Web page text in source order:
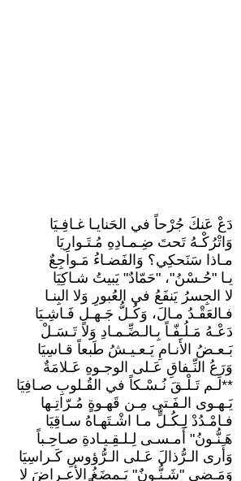
دَعْ عَنكَ جُرْحاً في الحَنايـا غـافِـيَا
وَاتْرُكْـهُ تَحتَ ضِـمـادِهِ مُـتَـوارِيَا
مـاذا سَنَحكِي؟ وَالفَضـاءُ مَـواجِعٌ
يـا "حُـسْنُ"، "حَمّادٌ" يَبيتُ شـاكِيَا
لا الجِسرُ يَنفَعُ في العُبورِ وَلا البِنـا
فـالعَقْـدُ مـالَ، وَكُـلُّ جَـهـلٍ فَـاشِـيَا
دَعْـهُ مَـلُـفّـاً بِـالـضِّـمـادِ وَلا تَـسَـلْ
بَـعـضُ الأَنـامِ يَـعـيـشُ طَبعاً قـاسِيَا
وَرَعُ النِّـفاقِ عَـلى الوجـوهِ عَـلامَةٌ
**لَـم تَـلْـقَ نُـسْـكاً في القُـلوبِ صـافِيَا
يَـهـوى الـفَـتى مِـن قَهـوةٍ مُـرّاتِـها
فـامْـدُدْ لِـكُـلٍّ مـا اشْـتَهـاهُ سـاقِيَا
هَـنُّـونُ" أَمـسـى لِـلـقِـيـادةِ صـاحِـباً
وَأَرى الـرُّذالَ عَـلى الـرُّؤوسِ كَـراسِيَا
وَمَـضى "شَـنُّـونٌ" يَـمضَغُ الأعـراضَ لا